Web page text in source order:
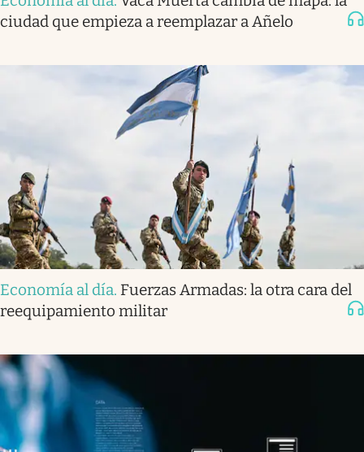
ciudad que empieza a reemplazar a Añelo
Economía al día. Fuerzas Armadas: la otra cara del
reequipamiento militar